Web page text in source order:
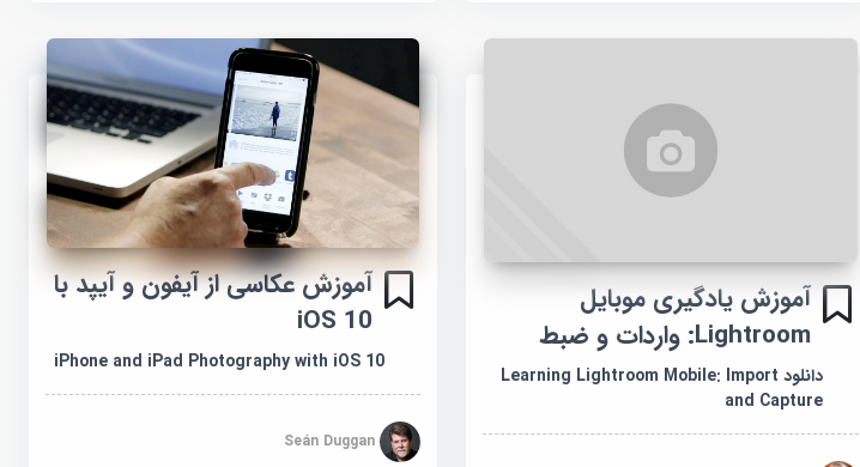
آموزش یادگیری موبایل
Lightroom: واردات و ضبط
دانلود Learning Lightroom Mobile: Import
and Capture
آموزش عکاسی از آیفون و آیپد با
iOS 10
iPhone and iPad Photography with iOS 10
Seán Duggan